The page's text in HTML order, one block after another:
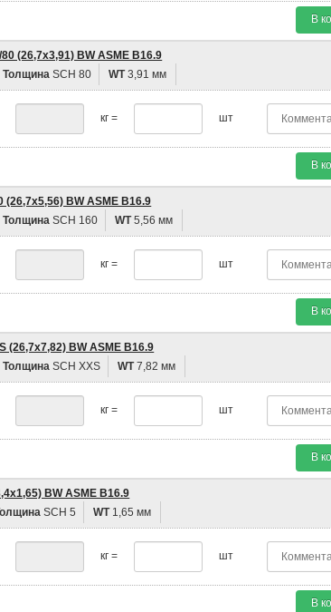
В
(26,7х3,91) BW ASME B16.9
Толщина SCH 80 WT3,91 мм
кг = шт
В
BW ASME B16.9
Толщина SCH 160 WT5,56 мм
кг = шт
В
(26,7х7,82) BW ASME B16.9
Толщина SCH XXS WT7,82 мм
кг = шт
В
BW ASME B16.9
SCH 5 WT1,65 мм
кг = шт
В